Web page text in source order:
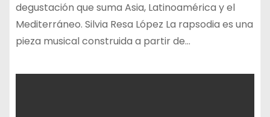
degustación que suma Asia, Latinoamérica y el
Mediterráneo. Silvia Resa López La rapsodia es una
pieza musical construida a partir de…